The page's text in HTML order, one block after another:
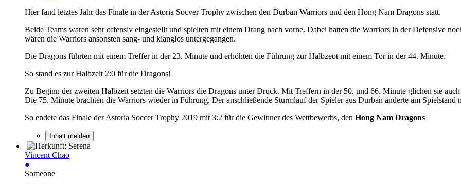
Hier fand letztes Jahr das Finale in der Astoria Socver Trophy zwischen den Durban Warriors und den Hong Nam Dragons statt.
Beide Teams waren sehr offensiv eingestellt und spielten mit einem Drang nach vorne. Dabei hatten die Warriors in der Defensive
wären die Warriors ansonsten sang- und klanglos untergegangen.
Die Dragons führten mit einem Treffer in der 23. Minute und erhöhten die Führung zur Halbzeot mit einem Tor in der 44. Minute.
So stand es zur Halbzeit 2:0 für die Dragons!
Zu Beginn der zweiten Halbzeit setzten die Warriors die Dragons unter Druck. Mit Treffern in der 50. und 66. Minute glichen sie auch
Die 75. Minute brachten die Warriors wieder in Führung. Der anschließende Sturmlauf der Spieler aus Durban änderte am Spielstand
So endete das Finale der Astoria Soccer Trophy 2019 mit 3:2 für die Gewinner des Wettbewerbs, den Hong Nam Dragons
Inhalt melden
Vincent Chao
●
Someone